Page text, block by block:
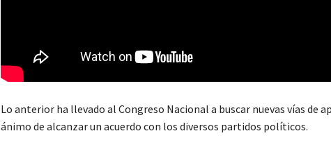
Lo anterior ha llevado al Congreso Nacional a buscar nuevas vías de
ánimo de alcanzar un acuerdo con los diversos partidos políticos.